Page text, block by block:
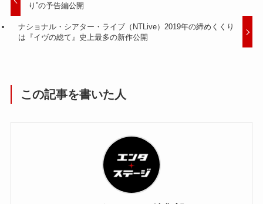
り”の予告編公開
ナショナル・シアター・ライブ（NTLive）2019年の締めくくり
は『イヴの総て』史上最多の新作公開
この記事を書いた人